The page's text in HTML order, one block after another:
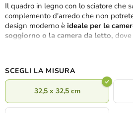
Il quadro in legno con lo sciatore che
complemento d'arredo che non
design moderno è ideale per le
soggiorno o la camera da letto,
SCEGLI LA MISURA
32,5 x 32,5 cm